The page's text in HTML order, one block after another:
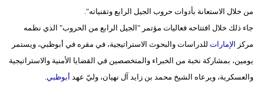
أبراج
من خلال الاستعانة بأدوات حروب الجيل الرابع وتقنياته".
جاء ذلك خلال افتتاحه فعاليات مؤتمر "الجيل الرابع من الحروب" الذي نظمه
مركز الإمارات للدراسات والبحوث الاستراتيجية، في مقره في أبوظبي، ويستمر
يومين، بمشاركة نخبة من الخبراء والمتخصصين في القضايا الأمنية والاستراتيجية
والعسكرية، ويرعاه الشيخ محمد بن زايد آل نهيان، وليّ عهد أبوظبي